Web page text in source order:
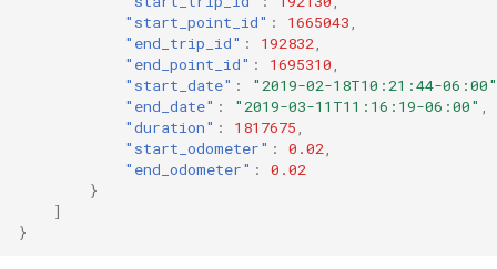
"start_point_id" : 1665043,
"end_trip_id" : 192832,
"end_point_id" : 1695310,
"start_date" :
"2019-02-18T10:21:44-06:00"
"end_date" : "2019-03-11T11:16:19-06:00" ,
"duration" : 1817675,
"start_odometer" : 0.02,
"end_odometer" :
0.02
}
]
}